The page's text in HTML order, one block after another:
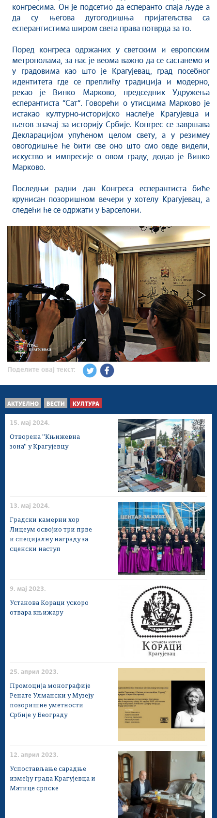
конгресима. Он је подсетио да есперанто спаја људе а
да су његова дугогодишња пријатељства са
есперантистима широм света права потврда за то.
Поред конгреса одржаних у светским и европским
метрополама, за нас је веома важно да се састанемо и
у градовима као што је Крагујевац, град посебног
идентитета где се преплићу традиција и модерно,
рекао је Винко Марково, председник Удружења
есперантиста “Сат“. Говорећи о утисцима Марково је
истакао културно-историјско наслеђе Крагујевца и
његов значај за историју Србије. Конгрес се завршава
Декларацијом упућеном целом свету, а у резимеу
овогодишње ће бити све оно што смо овде видели,
искуство и импресије о овом граду, додао је Винко
Марково.
Последњи радни дан Конгреса есперантиста биће
крунисан позоришном вечери у хотелу Крагујевац, а
следећи ће се одржати у Барселони.
Поделите овај текст:
АКТУЕЛНО ВЕСТИ КУЛТУРА
15. мај 2024.
Отворена ''Књижевна
зона'' у Крагујевцу
13. мај 2024.
Градски камерни хор
Лицеум освојио три прве
и специјалну награду за
сценски наступ
9. мај 2023.
Установа Кораци ускоро
отвара књижару
25. април 2023.
Промоција монографије
Ренате Улмански у Музеју
позоришне уметности
Србије у Београду
12. април 2023.
Успостављање сарадње
између града Крагујевца и
Матице српске